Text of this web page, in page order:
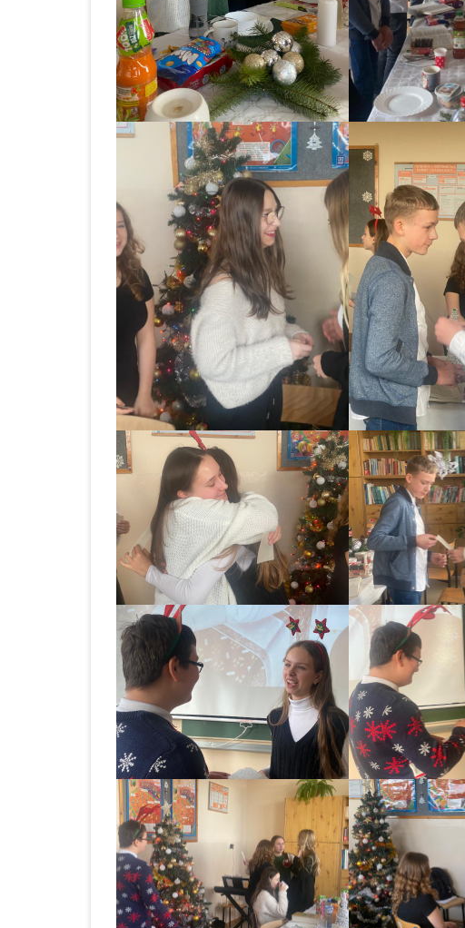
BABOROWIE W 2023 ROKU.
KONKURS NA STANOWISKO
GŁÓWNEGO KSIĘGOWEGO
NABÓR NA STANOWISKO
GŁÓWNEGO KSIĘGOWEGO W
ZESPOLE SZKOLNO –
PRZEDSZKOLNYM W
BABOROWIE